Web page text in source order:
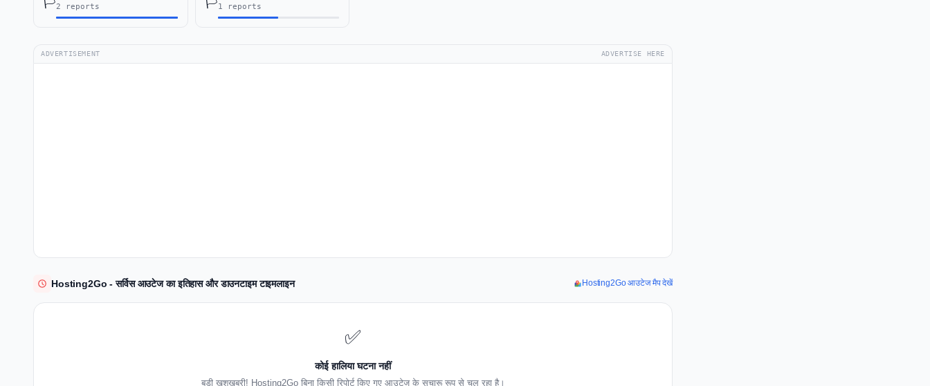
2 reports 1 reports
ADVERTISEMENT ADVERTISE HERE
Hosting2Go - सर्विस आउटेज का इतिहास और डाउनटाइम टाइमलाइन Hosting2Go आउटेज मैप देखें
✅
कोई हालिया घटना नहीं
बड़ी खुशखबरी! Hosting2Go बिना किसी रिपोर्ट किए गए आउटेज के सुचारू रूप से चल रहा है।